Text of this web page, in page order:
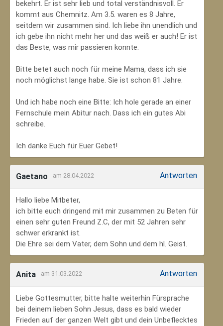
bekehrt. Er ist sehr lieb und total verständnisvoll. Er
kommt aus Chemnitz. Am 3.5. waren es 8 Jahre,
seitdem wir zusammen sind. Ich liebe ihn unendlich und
ich gebe ihn nicht mehr her und das weiß er auch! Er ist
das Beste, was mir passieren konnte.
Bitte betet auch noch für meine Mama, dass ich sie
noch möglichst lange habe. Sie ist schon 81 Jahre.
Und ich habe noch eine Bitte: Ich hole gerade an einer
Fernschule mein Abitur nach. Dass ich ein gutes Abi
schreibe.
Ich danke Euch für Euer Gebet!
Gaetano am 28.04.2022 Antworten
Hallo liebe Mitbeter,
ich bitte euch dringend mit mir zusammen zu Beten für
einen sehr guten Freund Z.C, der mit 52 Jahren sehr
schwer erkrankt ist.
Die Ehre sei dem Vater, dem Sohn und dem hl. Geist.
Anita am 31.03.2022 Antworten
Liebe Gottesmutter, bitte halte weiterhin Fürsprache
bei deinem lieben Sohn Jesus, dass es bald wieder
Frieden auf der ganzen Welt gibt und dein Unbeflecktes